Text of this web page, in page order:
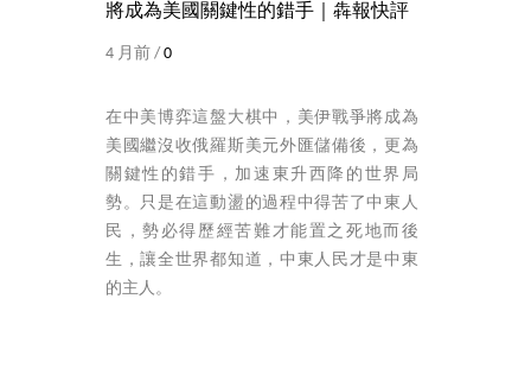
將成為美國關鍵性的錯手｜犇報快評
4 月前 /0
在中美博弈這盤大棋中，美伊戰爭將成為
美國繼沒收俄羅斯美元外匯儲備後，更為
關鍵性的錯手，加速東升西降的世界局
勢。只是在這動盪的過程中得苦了中東人
民，勢必得歷經苦難才能置之死地而後
生，讓全世界都知道，中東人民才是中東
的主人。